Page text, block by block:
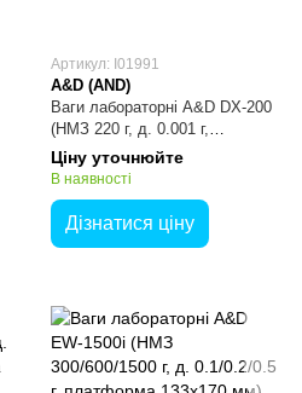
Артикул: I01991
A&D (AND)
Ваги лабораторні A&D DX-200
(НМЗ 220 г, д. 0.001 г,
платформа Ø130 мм)
Ціну уточнюйте
В наявності
Дізнатися ціну